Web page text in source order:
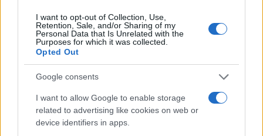
I want to opt-out of Collection, Use,
Retention, Sale, and/or Sharing of my
Personal Data that Is Unrelated with the
Purposes for which it was collected.
Opted Out
Google consents
I want to allow Google to enable storage
related to advertising like cookies on web or
device identifiers in apps.
ESG Report 2025: Πώς η ΑΒ Βασιλόπουλος μετατρέπει τη
βιωσιμότητα σε καθημερινή πράξη
Stoiximan: «Πού ήσουν;» στις μεγάλες στιγμές του